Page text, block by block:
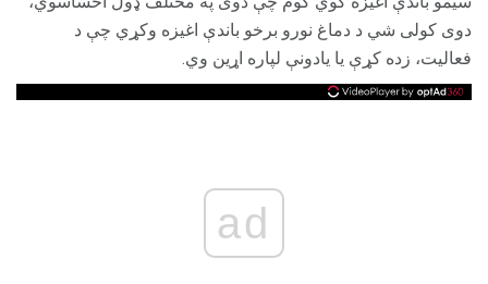
دوی کولی شي د دماغ نورو برخو باندې اغیزه وکړي چې د
فعالیت، زده کړې یا یادونې لپاره اړین وي.
ad